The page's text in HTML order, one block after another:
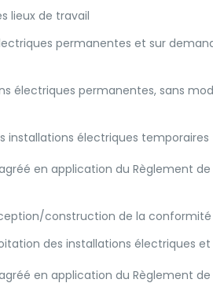
lieux de travail
permanentes et sur
électriques permanentes, sans
installations électriques temporaires
en application du Règlement
construction de la
des installations électriques et
en application du Règlement